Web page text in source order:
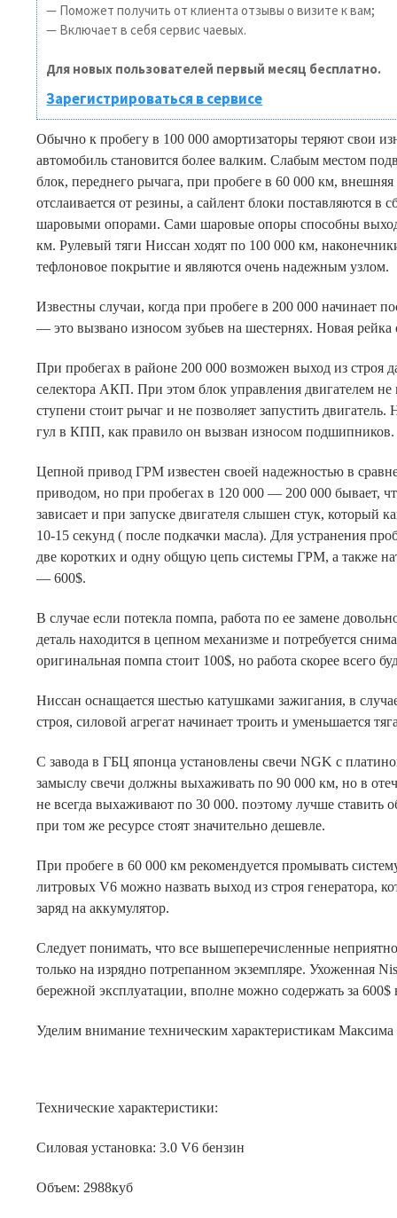
— Поможет получить от клиента отзывы о визите к вам;
— Включает в себя сервис чаевых.
Для новых пользователей первый месяц бесплатно.
Зарегистрироваться в сервисе
Обычно к пробегу в 100 000 амортизаторы теряют свои
автомобиль становится более валким. Слабым местом
блок, переднего рычага, при пробеге в 60 000 км, внешняя
отслаивается от резины, а сайлент блоки поставляются в
шаровыми опорами. Сами шаровые опоры способны
км. Рулевый тяги Ниссан ходят по 100 000 км,
тефлоновое покрытие и являются очень надежным узлом.
Известны случаи, когда при пробеге в 200 000 начинает
— это вызвано износом зубьев на шестернях. Новая рейка
При пробегах в районе 200 000 возможен выход из строя
селектора АКП. При этом блок управления двигателем не
ступени стоит рычаг и не позволяет запустить
гул в КПП, как правило он вызван износом подшипников.
Цепной привод ГРМ известен своей надежностью в
приводом, но при пробегах в 120 000 — 200 000 бывает,
зависает и при запуске двигателя слышен стук, который
10-15 секунд ( после подкачки масла). Для устранения
две коротких и одну общую цепь системы ГРМ, а также
— 600$.
В случае если потекла помпа, работа по ее замене
деталь находится в цепном механизме и потребуется
оригинальная помпа стоит 100$, но работа скорее всего
Ниссан оснащается шестью катушками зажигания, в
строя, силовой агрегат начинает троить и уменьшается
С завода в ГБЦ японца установлены свечи NGK с
замыслу свечи должны выхаживать по 90 000 км, но в
не всегда выхаживают по 30 000. поэтому лучше ставить
при том же ресурсе стоят значительно дешевле.
При пробеге в 60 000 км рекомендуется промывать
литровых V6 можно назвать выход из строя генератора,
заряд на аккумулятор.
Следует понимать, что все вышеперечисленные
только на изрядно потрепанном экземпляре. Ухоженная
бережной эксплуатации, вполне можно содержать за 600$
Уделим внимание техническим характеристикам
Технические характеристики:
Силовая установка: 3.0 V6 бензин
Объем: 2988куб